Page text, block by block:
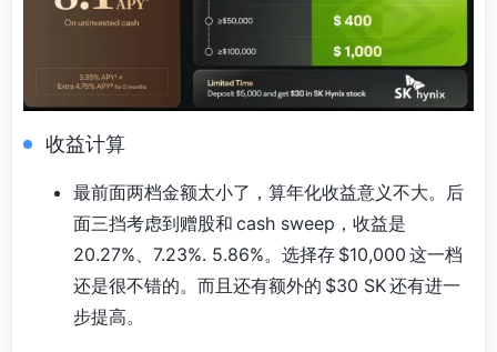
收益计算
最前面两档金额太小了，算年化收益意义不大。后
面三挡考虑到赠股和 cash sweep，收益是
20.27%、7.23%. 5.86%。选择存 $10,000 这一档
还是很不错的。而且还有额外的 $30 SK 还有进一
步提高。